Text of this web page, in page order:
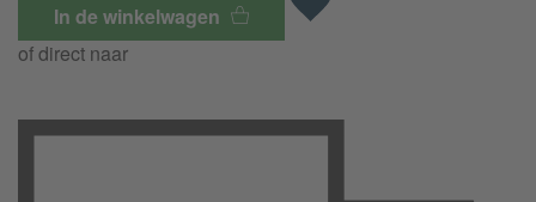
In de winkelwagen
of direct naar